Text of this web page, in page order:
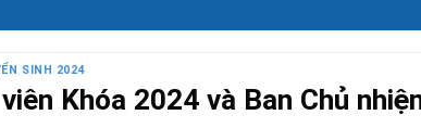
SINH 2024
Khóa 2024 và Ban Chủ